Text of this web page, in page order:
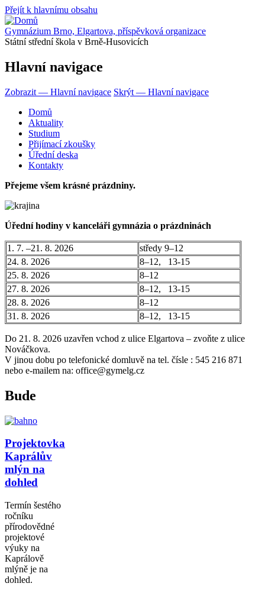
Přejít k hlavnímu obsahu
Gymnázium Brno, Elgartova, příspěvková organizace
Státní střední škola v Brně-Husovicích
Hlavní navigace
Zobrazit — Hlavní navigace Skrýt — Hlavní navigace
Domů
Aktuality
Studium
Přijímací zkoušky
Úřední deska
Kontakty
Přejeme všem krásné prázdniny.
Úřední hodiny v kanceláři gymnázia o prázdninách
1. 7. –21. 8. 2026
středy 9–12
24. 8. 2026
8–12, 13-15
25. 8. 2026
8–12
27. 8. 2026
8–12, 13-15
28. 8. 2026
8–12
31. 8. 2026
8–12, 13-15
Do 21. 8. 2026 uzavřen vchod z ulice Elgartova – zvoňte z ulice
Nováčkova.
V jinou dobu po telefonické domluvě na tel. čísle : 545 216 871
nebo e-mailem na: office@gymelg.cz
Bude
Projektovka
Kaprálův
mlýn na
dohled
Termín šestého
ročníku
přírodovědné
projektové
výuky na
Kaprálově
mlýně je na
dohled.